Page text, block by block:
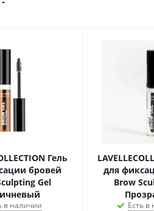
Гель
бровей
Gel
в наличии
для
Brow
Есть в